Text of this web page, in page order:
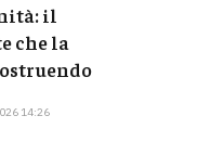
il
che la
14:26